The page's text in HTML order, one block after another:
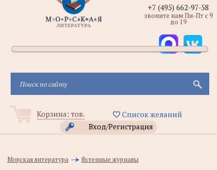
Корзина: тов.
Список желаний
Вход/Регистрация
+7 (495) 662-97-58
звоните нам Пн-Пт с 9
до 19
Морская литература Яхтенные журналы